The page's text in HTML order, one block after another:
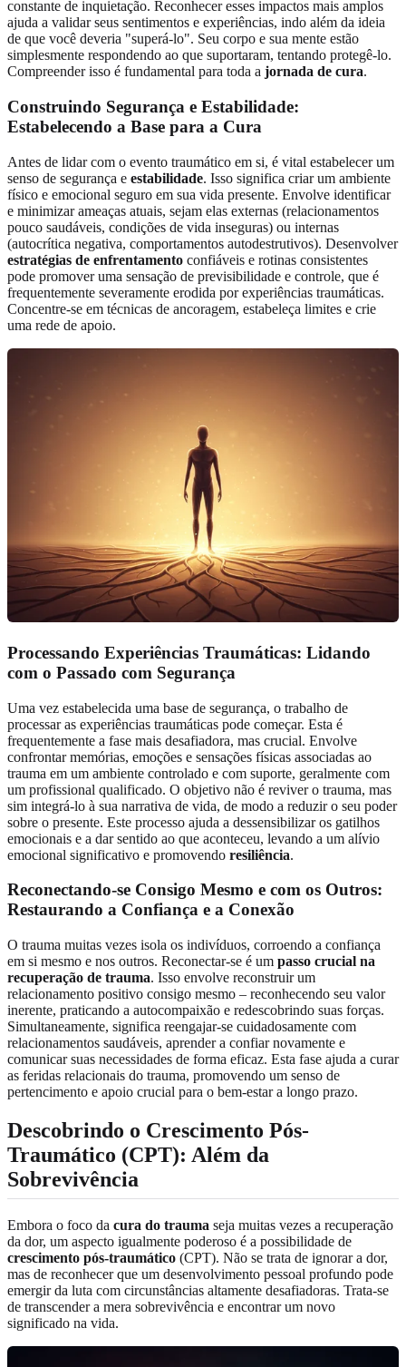
constante de inquietação. Reconhecer esses impactos mais amplos
ajuda a validar seus sentimentos e experiências, indo além da ideia
de que você deveria "superá-lo". Seu corpo e sua mente estão
simplesmente respondendo ao que suportaram, tentando protegê-lo.
Compreender isso é fundamental para toda a jornada de cura.
Construindo Segurança e Estabilidade:
Estabelecendo a Base para a Cura
Antes de lidar com o evento traumático em si, é vital estabelecer um
senso de segurança e estabilidade. Isso significa criar um ambiente
físico e emocional seguro em sua vida presente. Envolve identificar
e minimizar ameaças atuais, sejam elas externas (relacionamentos
pouco saudáveis, condições de vida inseguras) ou internas
(autocrítica negativa, comportamentos autodestrutivos). Desenvolver
estratégias de enfrentamento confiáveis e rotinas consistentes
pode promover uma sensação de previsibilidade e controle, que é
frequentemente severamente erodida por experiências traumáticas.
Concentre-se em técnicas de ancoragem, estabeleça limites e crie
uma rede de apoio.
Processando Experiências Traumáticas: Lidando
com o Passado com Segurança
Uma vez estabelecida uma base de segurança, o trabalho de
processar as experiências traumáticas pode começar. Esta é
frequentemente a fase mais desafiadora, mas crucial. Envolve
confrontar memórias, emoções e sensações físicas associadas ao
trauma em um ambiente controlado e com suporte, geralmente com
um profissional qualificado. O objetivo não é reviver o trauma, mas
sim integrá-lo à sua narrativa de vida, de modo a reduzir o seu poder
sobre o presente. Este processo ajuda a dessensibilizar os gatilhos
emocionais e a dar sentido ao que aconteceu, levando a um alívio
emocional significativo e promovendo resiliência.
Reconectando-se Consigo Mesmo e com os Outros:
Restaurando a Confiança e a Conexão
O trauma muitas vezes isola os indivíduos, corroendo a confiança
em si mesmo e nos outros. Reconectar-se é um passo crucial na
recuperação de trauma. Isso envolve reconstruir um
relacionamento positivo consigo mesmo – reconhecendo seu valor
inerente, praticando a autocompaixão e redescobrindo suas forças.
Simultaneamente, significa reengajar-se cuidadosamente com
relacionamentos saudáveis, aprender a confiar novamente e
comunicar suas necessidades de forma eficaz. Esta fase ajuda a curar
as feridas relacionais do trauma, promovendo um senso de
pertencimento e apoio crucial para o bem-estar a longo prazo.
Descobrindo o Crescimento Pós-
Traumático (CPT): Além da
Sobrevivência
Embora o foco da cura do trauma seja muitas vezes a recuperação
da dor, um aspecto igualmente poderoso é a possibilidade de
crescimento pós-traumático (CPT). Não se trata de ignorar a dor,
mas de reconhecer que um desenvolvimento pessoal profundo pode
emergir da luta com circunstâncias altamente desafiadoras. Trata-se
de transcender a mera sobrevivência e encontrar um novo
significado na vida.